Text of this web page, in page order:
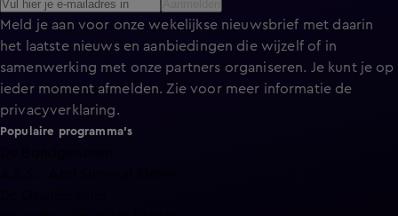
Meld je aan voor onze wekelijkse nieuwsbrief met daarin
het laatste nieuws en aanbiedingen die wijzelf of in
samenwerking met onze partners organiseren. Je kunt je op
ieder moment afmelden. Zie voor meer informatie de
privacyverklaring.
Populaire programma's